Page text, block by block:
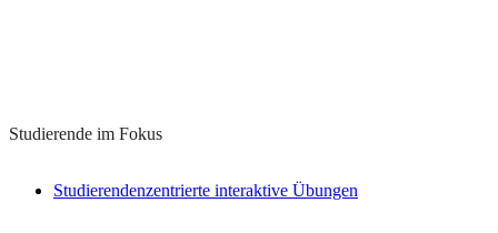
Studierende im Fokus
Studierendenzentrierte interaktive Übungen